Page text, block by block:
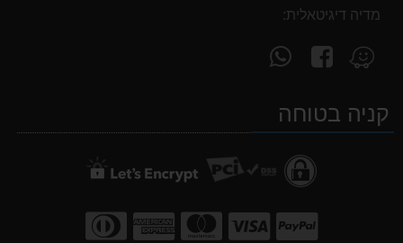
מדיה דיגיטאלית:
מצא
אותנו
Waze
עקוב
אחרינו
facebookקניה בטוחה